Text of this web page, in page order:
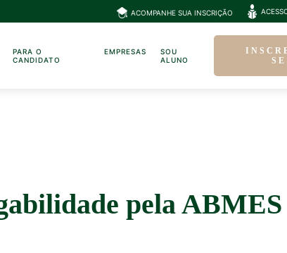
ACOMPANHE SUA INSCRIÇÃO
PARA O
CANDIDATO
EMPRESAS
SOU
ALUNO
SE
pela ABMES